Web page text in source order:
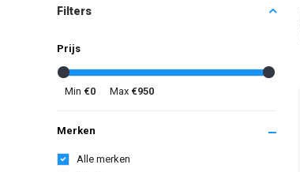
Filters
Prijs
Min €0 Max €950
Merken
Alle merken